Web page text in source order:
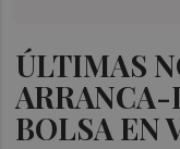
ÚLTIMAS
BOLSA EN